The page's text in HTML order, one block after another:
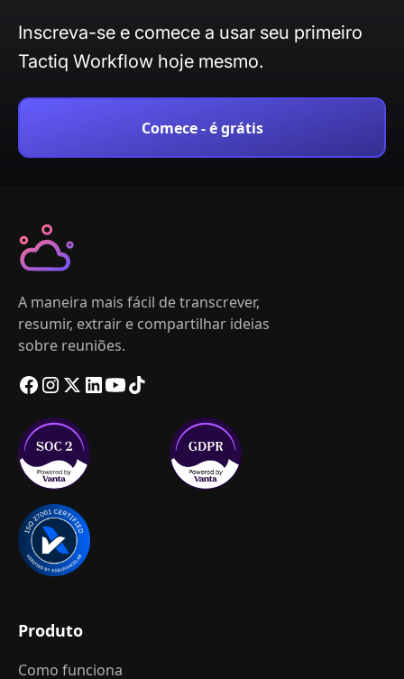
Inscreva-se e comece a usar seu primeiro
Tactiq Workflow hoje mesmo.
Comece - é grátis
A maneira mais fácil de transcrever,
resumir, extrair e compartilhar ideias
sobre reuniões.
Produto
Como funciona